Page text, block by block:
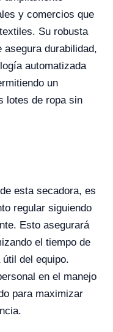
y comercios que
Su robusta
durabilidad,
automatizada
un
lotes de ropa sin
esta secadora, es
regular siguiendo
Esto asegurará
el tiempo de
del equipo.
en el manejo
para maximizar